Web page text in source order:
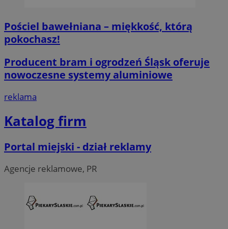
Pościel bawełniana – miękkość, którą
pokochasz!
Producent bram i ogrodzeń Śląsk oferuje
nowoczesne systemy aluminiowe
reklama
Katalog firm
Portal miejski - dział reklamy
Agencje reklamowe, PR
Niezbędne pliki cookie umożliwiają korzystanie z
logowanie użytkownika i zarządzanie kontem. Bez niezbędnych
ze strony internetowej.
Nazwa Provider/Domena
MvSessID
VISITOR_PRIVACY_METADATA
YouTube